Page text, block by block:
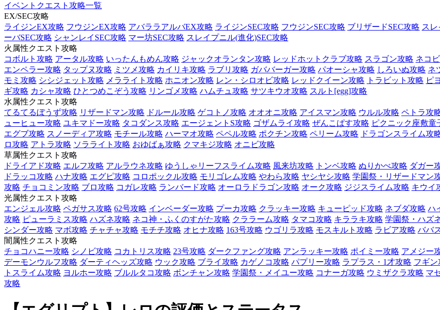
イベントクエスト攻略一覧
EX/SEC攻略
ライジンEX攻略 フウジンEX攻略 アバララアルバEX攻略 ライジンSEC攻略 フウジンSEC攻略 ブリザードSEC攻略 スレ
ーバSEC攻略 シャンレイSEC攻略 マー坊SEC攻略 スレイプニル(進化)SEC攻略
火属性クエスト攻略
コボルト攻略 アータル攻略 いったんもめん攻略 ジャックオランタン攻略 レッドホットクラブ攻略 スラゴン攻略 ネコ
エンペラー攻略 タップヌ攻略 ミツメ攻略 カイリキ攻略 ラブリ攻略 ガババーガー攻略 パオーシャ攻略 しろいぬ攻略 ネ
モミ攻略 シシジェット攻略 メラライト攻略 ホニオン攻略 レン・シロオビ攻略 レッドクイーン攻略 トラビット攻略 ピ
ギ攻略 カシャ攻略 ひとつめこぞう攻略 リンゴメ攻略 ハムチュ攻略 サツキウオ攻略 スルト[egg]攻略
水属性クエスト攻略
てるてるぼうず攻略 リザードマン攻略 ドルール攻略 ゲコトノ攻略 オオオニ攻略 アイスマン攻略 ウルル攻略 ペトラ攻
ューヒュー攻略 ユキマドー攻略 タコダンス攻略 エージェントS攻略 ゴザムライ攻略 ぜんこぱす攻略 ピクニック座敷童
エグブ攻略 スノーディア攻略 モチール攻略 ハーマオ攻略 ペペル攻略 ポクチン攻略 ペリーム攻略 ドラゴンスライム攻
ロ攻略 アトラ攻略 ソラライト攻略 おゆばぁ攻略 クマキジ攻略 オニビ攻略
草属性クエスト攻略
ドライアド攻略 エルフ攻略 アルラウネ攻略 ゆうしゃリーフスライム攻略 風来坊攻略 トンベ攻略 ぬりかべ攻略 ダガー
ドラッコ攻略 ハナ攻略 エグピ攻略 コロポックル攻略 モリゴレム攻略 やわら攻略 ヤシヤシ攻略 学園祭・リザードマン
攻略 チョコミン攻略 ブロ攻略 コガレ攻略 ランバード攻略 オーロラドラゴン攻略 オーク攻略 ジジスライム攻略 キウイ
光属性クエスト攻略
エンジェル攻略 ペガサス攻略 62号攻略 インベーダー攻略 プーカ攻略 クラッキー攻略 キューピッド攻略 ネブダ攻略 ハ
攻略 ピューラミス攻略 ハズネ攻略 ネコ神・ふくのすがた攻略 クララーム攻略 タマコ攻略 キララキ攻略 学園祭・ハズ
シンダー攻略 マボ攻略 チャチャ攻略 モチチ攻略 オヒナ攻略 163号攻略 ウゴリラ攻略 モスキルト攻略 ラビア攻略 ババ
闇属性クエスト攻略
チョコハニー攻略 シノビ攻略 コカトリス攻略 23号攻略 ダークファング攻略 アンラッキー攻略 ポイミー攻略 アメジー
デーモンウルフ攻略 ダーティヘッズ攻略 ウック攻略 ブライ攻略 カゲノコ攻略 パプリー攻略 ラプラス・1才攻略 フギン
トスライム攻略 ヨルホー攻略 ブルルタコ攻略 ボンチャン攻略 学園祭・メイユー攻略 コナーガ攻略 ウミザクラ攻略 マ
攻略